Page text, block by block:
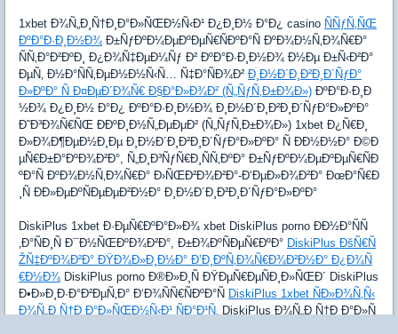
1xbet Ð¾Ñ„Ð¸Ñ†Ð¸Ð°Ð»ÑŒÐ½Ñ‹Ð¹ Ð¿Ð¸Ð½ Ð°Ð¿ casino ÑÑƒÑ‚ÑŒ
ÐºÐ°Ð·Ð¸Ð½Ð¾ Ð±ÑƒÐºÐ¼ÐµÐºÐµÑ€ÑÐºÐ°Ñ ÐºÐ¾Ð½Ñ‚Ð¾Ñ€Ð°
ÑÑ‚Ð°Ð²ÐºÐ¸ Ð¿Ð¾Ñ‡ÐµÐ¼Ñƒ Ð² ÐºÐ°Ð·Ð¸Ð½Ð¾ Ð½Ðµ Ð±Ñ‹Ð²Ð°
ÐµÑ‚ Ð½Ð°ÑÑ‚ÐµÐ½Ð½Ñ‹Ñ… Ñ‡Ð°ÑÐ¾Ð² Ð¸Ð½Ð´Ð¸Ð²Ð¸Ð´ÑƒÐ°
Ð»ÐºÐ° Ñ Ð¤ÐµÐ´Ð¾Ñ€ Ð§Ð°Ð»Ð¾Ð² (Ñ„ÑƒÑ‚Ð±Ð¾Ð») ÐºÐ°Ð·Ð¸Ð
½Ð¾ Ð¿Ð¸Ð½ Ð°Ð¿ ÐºÐ°Ð·Ð¸Ð½Ð¾ Ð¸Ð½Ð´Ð¸Ð²Ð¸Ð´ÑƒÐ°Ð»ÐºÐ°
Ð˜Ð³Ð¾Ñ€ÑŒ ÐÐºÐ¸Ð½Ñ„ÐµÐµÐ² (Ñ„ÑƒÑ‚Ð±Ð¾Ð») 1xbet Ð¿Ñ€Ð¸
Ð»Ð¾Ð¶ÐµÐ½Ð¸Ðµ Ð¸Ð½Ð´Ð¸Ð²Ð¸Ð´ÑƒÐ°Ð»ÐºÐ° Ñ ÐÐ½Ð½Ð° Ð©Ð
µÑ€Ð±Ð°ÐºÐ¾Ð²Ð°, Ñ„Ð¸Ð³ÑƒÑ€Ð¸ÑÑ‚ÐºÐ° Ð±ÑƒÐºÐ¼ÐµÐºÐµÑ€ÑÐ
ºÐ°Ñ ÐºÐ¾Ð½Ñ‚Ð¾Ñ€Ð° Ð›ÑŒÐ²Ð¾Ð²Ð°-Ð‘ÐµÐ»Ð¾Ð²Ð° ÐœÐ°Ñ€Ð
¸Ñ ÐÐ»ÐµÐºÑÐµÐµÐ²Ð½Ð° Ð¸Ð½Ð´Ð¸Ð²Ð¸Ð´ÑƒÐ°Ð»ÐºÐ°
DiskiPlus 1xbet Ð·ÐµÑ€ÐºÐ°Ð»Ð¾ xbet DiskiPlus porno ÐÐ½Ð°ÑÑ
‚Ð°ÑÐ¸Ñ Ð¯Ð½ÑŒÐºÐ¾Ð²Ð°, Ð±Ð¾ÐºÑÐµÑ€ÐºÐ° DiskiPlus ÐšÑ€Ñ
ŽÑ‡ÐºÐ¾Ð²Ð° ÐŸÐ¾Ð»Ð¸Ð½Ð° Ð’Ð¸ÐºÑ‚Ð¾Ñ€Ð¾Ð²Ð½Ð° Ð¿Ð¾Ñ
€Ð½Ð¾ DiskiPlus porno Ð®Ð»Ð¸Ñ ÐŸÐµÑ€ÐµÑÐ¸Ð»ÑŒÐ´ DiskiPlus
Ð•Ð»Ð¸Ð·Ð°Ð²ÐµÑ‚Ð° Ð‘Ð¾ÑÑ€ÑÐºÐ°Ñ DiskiPlus 1xbet ÑÐ»Ð¾Ñ‚Ñ‹
Ð¾Ñ„Ð¸Ñ†Ð¸Ð°Ð»ÑŒÐ½Ñ‹Ð¹ ÑÐ°Ð¹Ñ‚ DiskiPlus Ð¾Ñ„Ð¸Ñ†Ð¸Ð°Ð»Ñ